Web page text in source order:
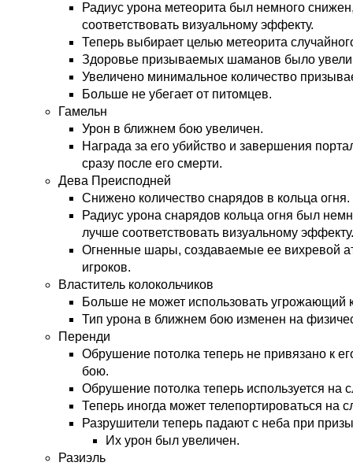
Радиус урона метеорита был немного
соответствовать визуальному эффекту.
Теперь выбирает целью метеорита
Здоровье призываемых шаманов было
Увеличено минимальное количество
Больше не убегает от питомцев.
Гамельн
Урон в ближнем бою увеличен.
Награда за его убийство и завершения
сразу после его смерти.
Дева Преисподней
Снижено количество снарядов в кольца огня.
Радиус урона снарядов кольца огня был
лучше соответствовать визуальному эффекту.
Огненные шары, создаваемые ее вихревой
игроков.
Властитель колокольчиков
Больше не может использовать угрожающий
Тип урона в ближнем бою изменен на
Перенди
Обрушение потолка теперь не привязано к
бою.
Обрушение потолка теперь используется на
Теперь иногда может телепортироваться на
Разрушители теперь падают с неба при
Их урон был увеличен.
Разиэль